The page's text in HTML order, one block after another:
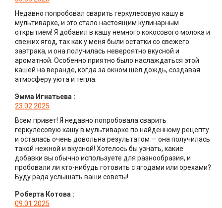
Недавно попробовал сварить геркулесовую кашу в
мультиварке, и это стало настоящим кулинарным
открытием! Я добавил в кашу немного кокосового молока и
свежих ягод, так как у меня были остатки со свежего
завтрака, и она получилась невероятно вкусной и
ароматной. Особенно приятно было наслаждаться этой
кашей на веранде, когда за окном шёл дождь, создавая
атмосферу уюта и тепла.
Эмма Игнатьева :
23.02.2025
Всем привет! Я недавно попробовала сварить
геркулесовую кашу в мультиварке по найденному рецепту
и осталась очень довольна результатом — она получилась
такой нежной и вкусной! Хотелось бы узнать, какие
добавки вы обычно используете для разнообразия, и
пробовали ли кто-нибудь готовить с ягодами или орехами?
Буду рада услышать ваши советы!
Роберта Котова :
09.01.2025